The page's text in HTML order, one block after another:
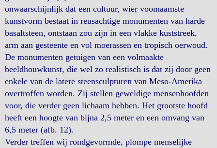
onwaarschijnlijk dat een cultuur, wier voomaamste
kunstvorm bestaat in reusachtige monumenten van harde
basaltsteen, ontstaan zou zijn in een vlakke kuststreek,
arm aan gesteente en vol moerassen en tropisch oerwoud.
De monumenten getuigen van een volmaakte
beeldhouwkunst, die wel zo realistisch is dat zij door geen
enkele van de latere steensculpturen van Meso-Amerika
overtroffen worden. Zij stellen geweldige mensenhoofden
voor, die verder geen lichaam hebben. Het grootste hoofd
heeft een hoogte van bijna 2,5 meter en een omvang van
6,5 meter (afb. 12).
Verder treffen wij rondgevormde, plompe menselijke